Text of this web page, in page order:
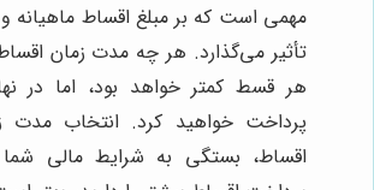
مهمی است که بر مبلغ اقساط ماهیانه
تأثیر می‌گذارد. هر چه مدت زمان
هر قسط کمتر خواهد بود، اما در
پرداخت خواهید کرد. انتخاب مدت
اقساط، بستگی به شرایط مالی شما